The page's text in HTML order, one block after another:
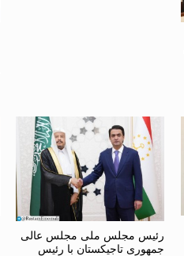
رئیس مجلس ملی مجلس عالی
جمهوری تاجیکستان با رئیس